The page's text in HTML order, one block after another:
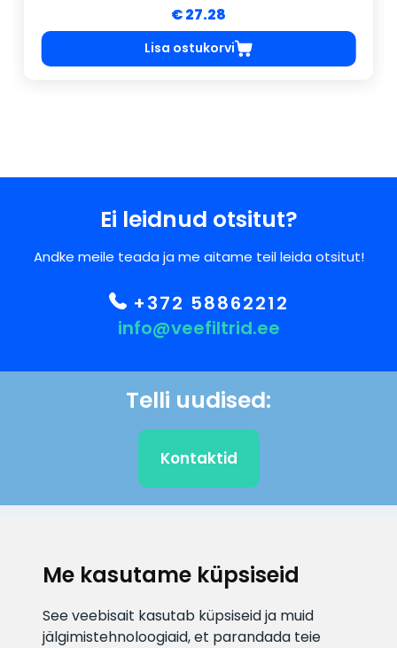
Me kasutame küpsiseid
See veebisait kasutab küpsiseid ja muid
jälgimistehnoloogiaid, et parandada teie
€ 27.28
Lisa ostukorvi
Ei leidnud otsitut?
Andke meile teada ja me aitame teil leida otsitut!
+372 58862212
info@veefiltrid.ee
Telli uudised:
Kontaktid
info@veefiltrid.ee
Infotelefon
+372 58862212